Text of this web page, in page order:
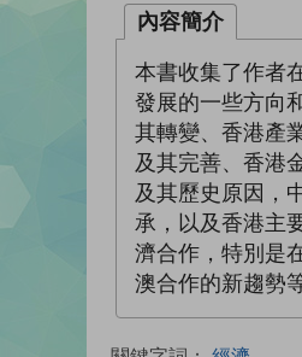
內容簡介
本書收集了作者
發展的一些方向
其轉變、香港產
及其完善、香港
及其歷史原因，
承，以及香港主
濟合作，特別是
澳合作的新趨勢